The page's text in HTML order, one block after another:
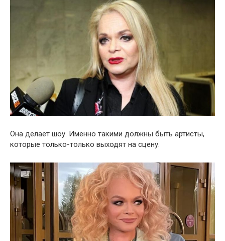
Она делает шоу. Именно такими должны быть артисты,
которые только-только выходят на сцену.